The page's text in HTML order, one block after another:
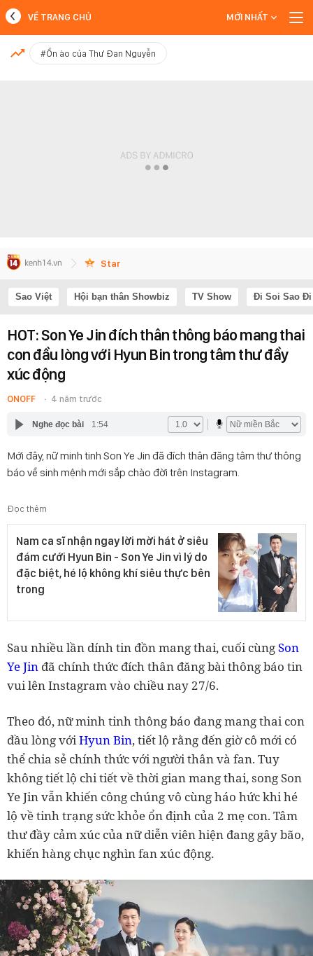
MỚI NHẤT
VỀ TRANG CHỦ MỚI NHẤT
#Ồn ào của Thư Đan Nguyễn
Star
Sao Việt Hội bạn thân Showbiz TV Show Đi Soi Sao Đi
HOT: Son Ye Jin đích thân thông báo mang thai
con đầu lòng với Hyun Bin trong tâm thư đầy
xúc động
ONOFF 4 năm trước
Nghe đọc bài 1:54
Mới đây, nữ minh tinh Son Ye Jin đã đích thân đăng tâm thư thông
báo về sinh mệnh mới sắp chào đời trên Instagram.
Đọc thêm
Nam ca sĩ nhận ngay lời mời hát ở siêu
đám cưới Hyun Bin - Son Ye Jin vì lý do
đặc biệt, hé lộ không khí siêu thực bên
trong
Sau nhiều lần dính tin đồn mang thai, cuối cùngSon
Ye Jin đã chính thức đích thân đăng bài thông báo tin
vui lên Instagram vào chiều nay 27/6.
Theo đó, nữ minh tinh thông báo đang mang thai con
đầu lòng với Hyun Bin, tiết lộ rằng đến giờ cô mới có
thể chia sẻ chính thức với người thân và fan. Tuy
không tiết lộ chi tiết về thời gian mang thai, song Son
Ye Jin vẫn khiến công chúng vô cùng háo hức khi hé
lộ về tinh trạng sức khỏe ổn định của 2 mẹ con. Tâm
thư đầy cảm xúc của nữ diễn viên hiện đang gây bão,
khiến hàng chục nghìn fan xúc động.